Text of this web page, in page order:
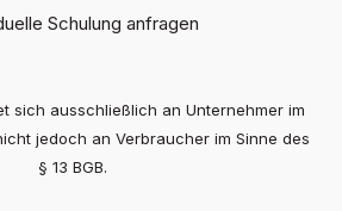
Schulung anfragen
sich ausschließlich an Unternehmer im
jedoch an Verbraucher im Sinne des
§ 13 BGB.